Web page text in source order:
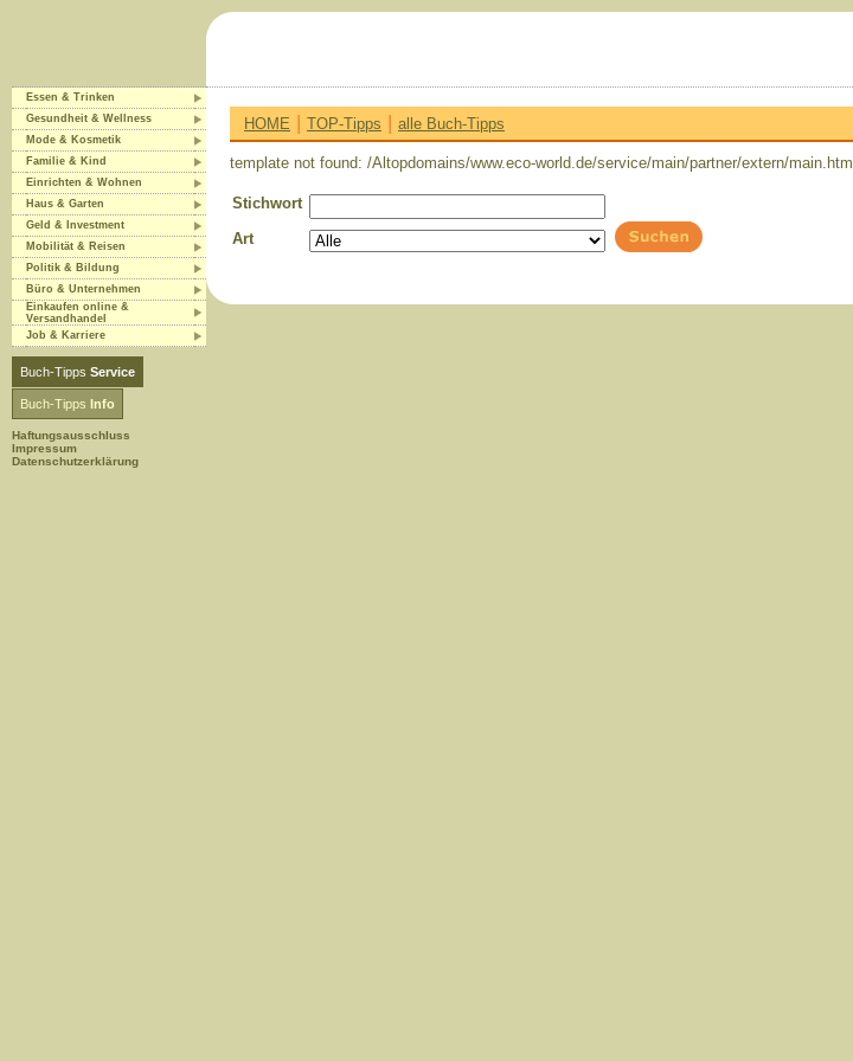
Essen & Trinken
Gesundheit & Wellness
Mode & Kosmetik
Familie & Kind
Einrichten & Wohnen
Haus & Garten
Geld & Investment
Mobilität & Reisen
Politik & Bildung
Büro & Unternehmen
Einkaufen online &
Versandhandel
Job & Karriere
Buch-Tipps Service
Buch-Tipps Info
Haftungsausschluss
Impressum
Datenschutzerklärung
HOME | TOP-Tipps | alle Buch-Tipps
template not found: /Altopdomains/www.eco-world.de/service/main/partner/extern/main.htm
Stichwort
Art